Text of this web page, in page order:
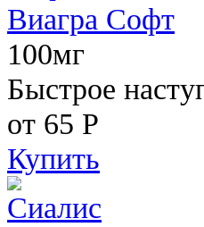
Виагра Софт
100мг
Быстрое
от 65 Р
Купить